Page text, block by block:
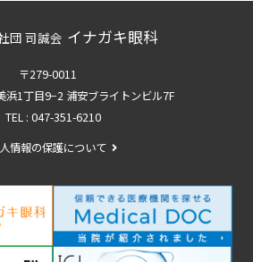
団 司誠会 イナガキ眼科
〒279-0011
浜1丁目9−2 浦安ブライトンビル7F
TEL : 047-351-6210
情報の保護について